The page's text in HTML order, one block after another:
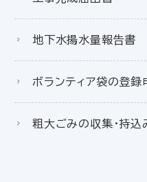
地下水揚水量報告書
ボランティア袋の登録
粗大ごみの収集・持込